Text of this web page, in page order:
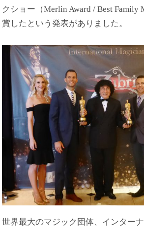
クショー（Merlin Award / Best Family
賞したという発表がありました。
世界最大のマジック団体、インター